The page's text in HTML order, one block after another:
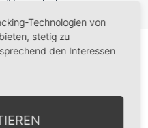
Kosten
Beratung
für diesen oder einen
jederzeit gerne im Büro
Technologien von
stetig zu
den Interessen